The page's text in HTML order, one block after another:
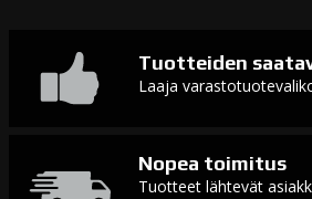
Tuotteiden
Laaja
Nopea toimitus
Tuotteet lähtevät